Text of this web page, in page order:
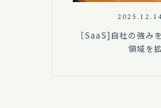
2025.12.14
［SaaS]自社の強み
領域を